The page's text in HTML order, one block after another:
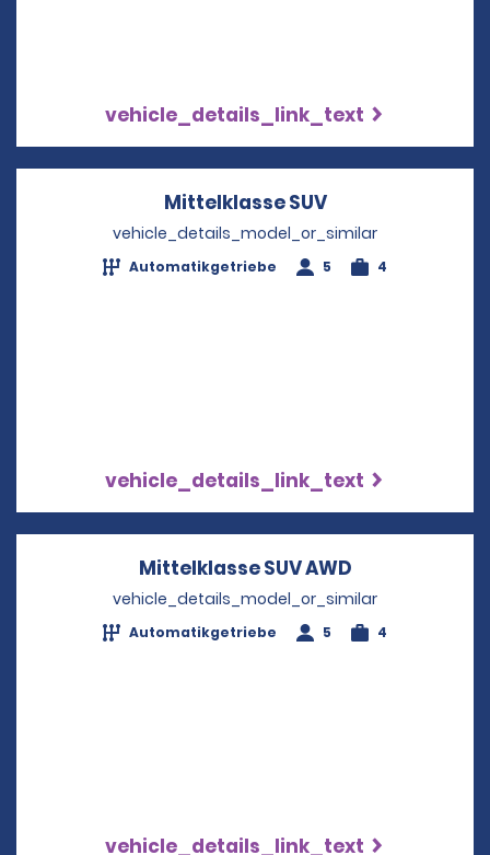
vehicle_details_link_text
Mittelklasse SUVOpens in a new
vehicle_details_model_or_similar
Automatikgetriebe 5 4
vehicle_details_link_text
Mittelklasse SUV AWD
vehicle_details_model_or_similar
Automatikgetriebe 5 4
vehicle_details_link_text